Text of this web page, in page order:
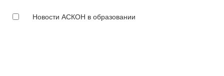
Новости АСКОН в образовании